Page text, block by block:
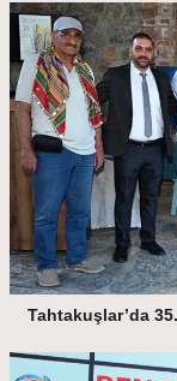
Tahtakuşlar’da